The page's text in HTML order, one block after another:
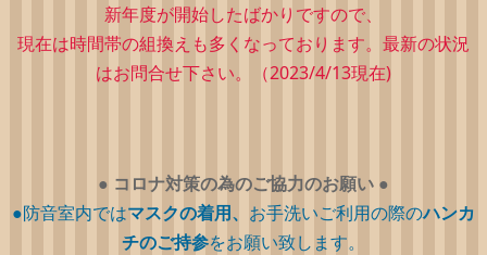
新年度が開始したばかりですので、
現在は時間帯の組換えも多くなっております。最新の状況
はお問合せ下さい。（2023/4/13現在)
● コロナ対策の為のご協力のお願い ●
●防音室内ではマスクの着用、 お手洗いご利用の際のハンカ
チのご持参をお願い致します。